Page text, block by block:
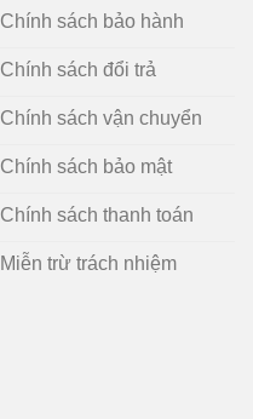
Chính sách bảo hành
Chính sách đổi trả
Chính sách vận chuyển
Chính sách bảo mật
Chính sách thanh toán
Miễn trừ trách nhiệm